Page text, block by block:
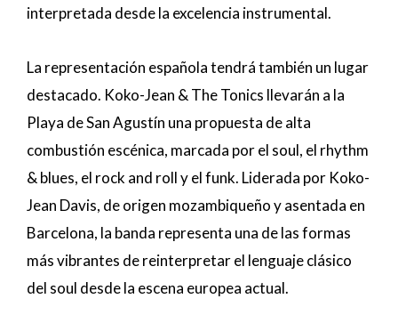
interpretada desde la excelencia instrumental.
La representación española tendrá también un lugar
destacado. Koko-Jean & The Tonics llevarán a la
Playa de San Agustín una propuesta de alta
combustión escénica, marcada por el soul, el rhythm
& blues, el rock and roll y el funk. Liderada por Koko-
Jean Davis, de origen mozambiqueño y asentada en
Barcelona, la banda representa una de las formas
más vibrantes de reinterpretar el lenguaje clásico
del soul desde la escena europea actual.